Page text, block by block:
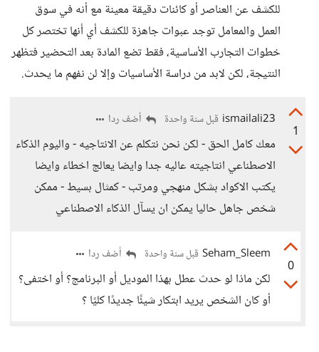
للكشف عن العناصر أو كائنات دقيقة معينة مع أنه في سوق
العمل والمعامل توجد عبوات جاهزة للكشف أي أنها تختصر كل
خطوات التجارب الأساسية، فقط تضع المادة بعد التحضير فتظهر
النتيجة، لكن لابد من دراسة الأساسيات وإلا لن نفهم ما يحدث.
1
ismailali23 قبل سنة واحدة أضف ردا
معك كامل الحق - لكن نحن نتكلم عن الانتاجيه - واليوم الذكاء
الاصطناعي انتاجيته عاليه جدا وايضا يعالج اخطاء وايضا
يكتب الاكواد بشكل منهجي ومرتب - كمثال بسيط - ممكن
شخص جاهل حاليا يمكن ان يسآل الذكاء الاصطناعي
0
Seham_Sleem قبل سنة واحدة أضف ردا
لكن ماذا لو حدث عطل بهذا الموديل أو البرنامج؟ أو اختفى؟
أو كان الشخص يريد ابتكار شيئًا جديدًا كليًا ؟